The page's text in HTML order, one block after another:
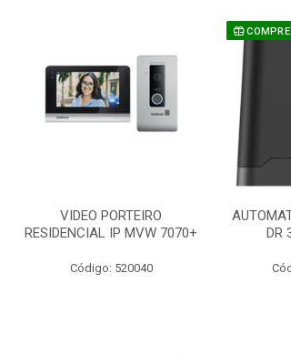
VIDEO PORTEIRO
RESIDENCIAL IP MVW 7070+
Código: 520040
COMPRE
DR